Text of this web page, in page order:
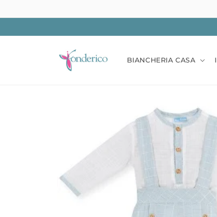
ai contenuti
BIANCHERIA CASA